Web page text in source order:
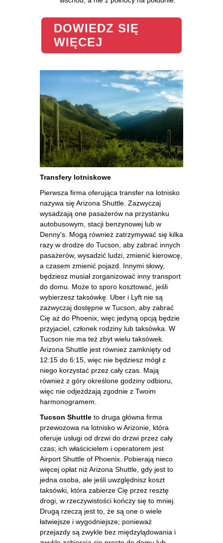
DOWIEDZ SIĘ
WIĘCEJ
Transfery lotniskowe
Pierwsza firma oferująca transfer na lotnisko
nazywa się Arizona Shuttle. Zazwyczaj
wysadzają one pasażerów na przystanku
autobusowym, stacji benzynowej lub w
Denny's. Mogą również zatrzymywać się kilka
razy w drodze do Tucson, aby zabrać innych
pasażerów, wysadzić ludzi, zmienić kierowcę,
a czasem zmienić pojazd. Innymi słowy,
będziesz musiał zorganizować inny transport
do domu. Może to sporo kosztować, jeśli
wybierzesz taksówkę. Uber i Lyft nie są
zazwyczaj dostępne w Tucson, aby zabrać
Cię aż do Phoenix, więc jedyną opcją będzie
przyjaciel, członek rodziny lub taksówka. W
Tucson nie ma też zbyt wielu taksówek.
Arizona Shuttle jest również zamknięty od
12:15 do 6:15, więc nie będziesz mógł z
niego korzystać przez cały czas. Mają
również z góry określone godziny odbioru,
więc nie odjeżdżają zgodnie z Twoim
harmonogramem.
Tucson Shuttle to druga główna firma
przewozowa na lotnisko w Arizonie, która
oferuje usługi od drzwi do drzwi przez cały
czas; ich właścicielem i operatorem jest
Airport Shuttle of Phoenix. Pobierają nieco
więcej opłat niż Arizona Shuttle, gdy jest to
jedna osoba, ale jeśli uwzględnisz koszt
taksówki, która zabierze Cię przez resztę
drogi, w rzeczywistości kończy się to mniej.
Drugą rzeczą jest to, że są one o wiele
łatwiejsze i wygodniejsze; ponieważ
przejazdy są zwykle bez międzylądowania i